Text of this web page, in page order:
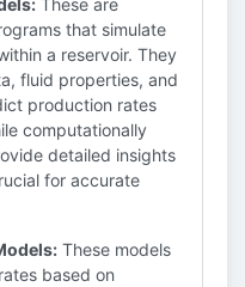
These are
that simulate
a reservoir. They
fluid properties, and
production rates
computationally
detailed insights
for accurate
These models
based on